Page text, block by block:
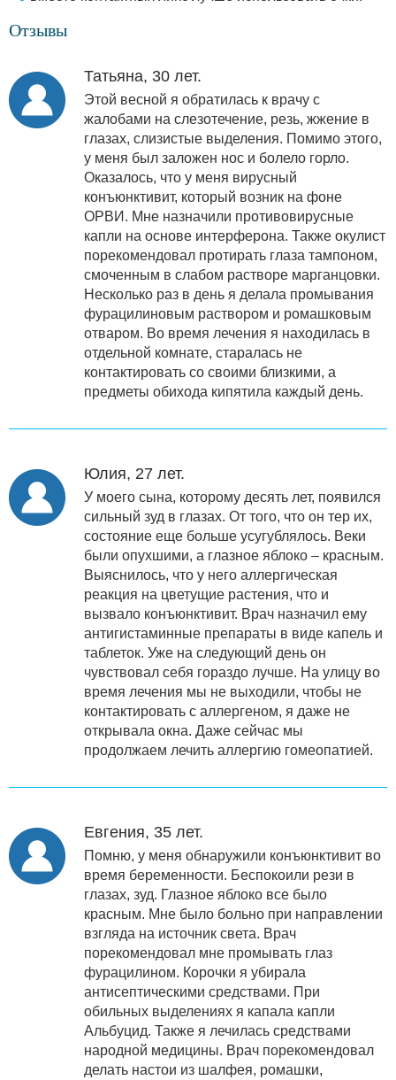
Отзывы
Татьяна, 30 лет.
Этой весной я обратилась к врачу с
жалобами на слезотечение, резь, жжение в
глазах, слизистые выделения. Помимо этого,
у меня был заложен нос и болело горло.
Оказалось, что у меня вирусный
конъюнктивит, который возник на фоне
ОРВИ. Мне назначили противовирусные
капли на основе интерферона. Также окулист
порекомендовал протирать глаза тампоном,
смоченным в слабом растворе марганцовки.
Несколько раз в день я делала промывания
фурацилиновым раствором и ромашковым
отваром. Во время лечения я находилась в
отдельной комнате, старалась не
контактировать со своими близкими, а
предметы обихода кипятила каждый день.
Юлия, 27 лет.
У моего сына, которому десять лет, появился
сильный зуд в глазах. От того, что он тер их,
состояние еще больше усугублялось. Веки
были опухшими, а глазное яблоко – красным.
Выяснилось, что у него аллергическая
реакция на цветущие растения, что и
вызвало конъюнктивит. Врач назначил ему
антигистаминные препараты в виде капель и
таблеток. Уже на следующий день он
чувствовал себя гораздо лучше. На улицу во
время лечения мы не выходили, чтобы не
контактировать с аллергеном, я даже не
открывала окна. Даже сейчас мы
продолжаем лечить аллергию гомеопатией.
Евгения, 35 лет.
Помню, у меня обнаружили конъюнктивит во
время беременности. Беспокоили рези в
глазах, зуд. Глазное яблоко все было
красным. Мне было больно при направлении
взгляда на источник света. Врач
порекомендовал мне промывать глаз
фурацилином. Корочки я убирала
антисептическими средствами. При
обильных выделениях я капала капли
Альбуцид. Также я лечилась средствами
народной медицины. Врач порекомендовал
делать настои из шалфея, ромашки,